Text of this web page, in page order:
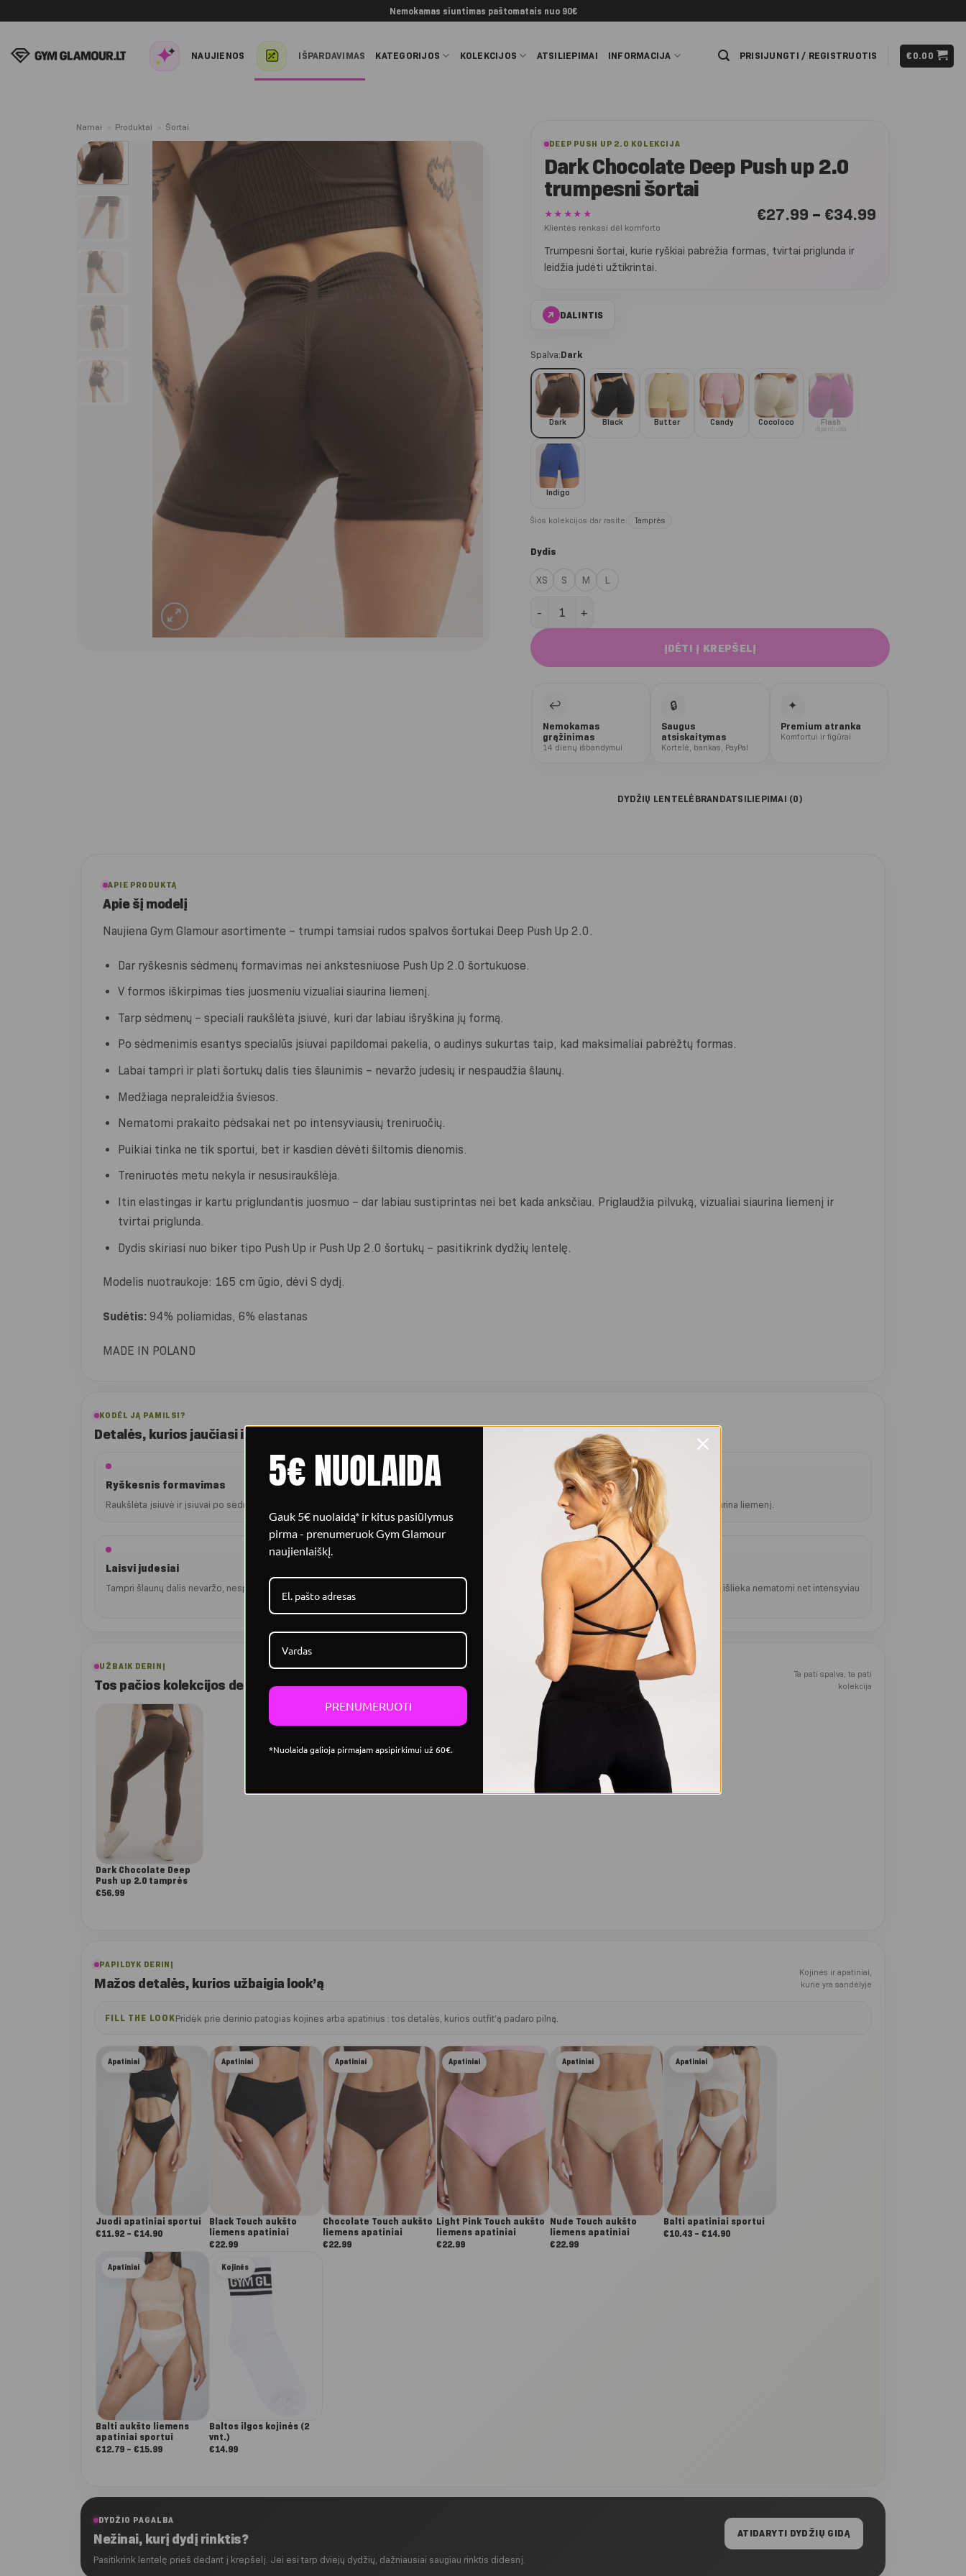
to
Nemokamas siuntimas paštomatais nuo 90€
NAUJIENOS IŠPARDAVIMAS KATEGORIJOS KOLEKCIJOS ATSILIEPIMAI INFORMACIJA PRISIJUNGTI / REGISTRUOTIS € 0.00
Namai » Produktai » Šortai
DEEP PUSH UP 2.0 KOLEKCIJA
Dark Chocolate Deep Push up 2.0
trumpesni šortai
★★★★★
Klientės renkasi dėl komforto
€27.99 – €34.99
Trumpesni šortai, kurie ryškiai pabrėžia formas, tvirtai priglunda ir
leidžia judėti užtikrintai.
↗ DALINTIS
Spalva:Dark
Dark Black Butter Candy Cocoloco Flash
Išparduota
Indigo
Šios kolekcijos dar rasite: Tamprės
Dydis
XS S M
L
ĮDĖTI Į KREPŠELĮ
↩
Nemokamas
grąžinimas
14 dienų išbandymui
🔒
Saugus
atsiskaitymas
Kortelė, bankas, PayPal
✦
Premium atranka
Komfortui ir figūrai
DYDŽIŲ LENTELĖ BRANDATSILIEPIMAI (0)
APIE PRODUKTĄ
Apie šį modelį
Naujiena Gym Glamour asortimente – trumpi tamsiai rudos spalvos šortukai Deep Push Up 2.0.
Dar ryškesnis sėdmenų formavimas nei ankstesniuose Push Up 2.0 šortukuose.
V formos iškirpimas ties juosmeniu vizualiai siaurina liemenį.
Tarp sėdmenų – speciali raukšlėta įsiuvė, kuri dar labiau išryškina jų formą.
Po sėdmenimis esantys specialūs įsiuvai papildomai pakelia, o audinys sukurtas taip, kad maksimaliai pabrėžtų formas.
Labai tampri ir plati šortukų dalis ties šlaunimis – nevaržo judesių ir nespaudžia šlaunų.
Medžiaga nepraleidžia šviesos.
Nematomi prakaito pėdsakai net po intensyviausių treniruočių.
Puikiai tinka ne tik sportui, bet ir kasdien dėvėti šiltomis dienomis.
Treniruotės metu nekyla ir nesusiraukšlėja.
Itin elastingas ir kartu priglundantis juosmuo – dar labiau sustiprintas nei bet kada anksčiau. Priglaudžia pilvuką, vizualiai siaurina liemenį ir
tvirtai priglunda.
Dydis skiriasi nuo biker tipo Push Up ir Push Up 2.0 šortukų – pasitikrink dydžių lentelę.
Modelis nuotraukoje: 165 cm ūgio, dėvi S dydį.
Sudėtis: 94% poliamidas, 6% elastanas
MADE IN POLAND
KODĖL JĄ PAMILSI?
Detalės, kurios jaučiasi iškart
Ryškesnis formavimas
Raukšlėta įsiuvė ir įsiuvai po sėdmenimis vizualiai pakelia bei pabrėžia formas.
Siauresnio liemens efektas
V formos juosmuo priglunda prie kūno ir vizualiai siaurina liemenį.
Laisvi judesiai
Tampri šlaunų dalis nevaržo, nespaudžia ir išlieka patogi treniruotės metu.
Patikimas audinys
Medžiaga nepraleidžia šviesos, o prakaito pėdsakai išlieka nematomi net intensyviau
UŽBAIK DERINĮ
Tos pačios kolekcijos deriniai
Ta pati spalva, ta pati
kolekcija
Dark Chocolate Deep
Push up 2.0 tamprės
€56.99
PAPILDYK DERINĮ
Mažos detalės, kurios užbaigia look’ą
Kojinės ir apatiniai,
kurie yra sandėlyje
FILL THE LOOKPridėk prie derinio patogias kojines arba apatinius : tos detalės, kurios outfit’ą padaro pilną.
Apatiniai
Juodi apatiniai sportui
€11.92 – €14.90Nuo:
iki
€14.90
Apatiniai
Black Touch aukšto
liemens apatiniai
€22.99
Apatiniai
Chocolate Touch aukšto
liemens apatiniai
€22.99
Apatiniai
Light Pink Touch aukšto
liemens apatiniai
€22.99
Apatiniai
Nude Touch aukšto
liemens apatiniai
€22.99
Apatiniai
Balti apatiniai sportui
€10.43 – €14.90Nuo:
Apatiniai
Balti aukšto liemens
apatiniai sportui
€12.79 – €15.99Nuo:
Kojinės
Baltos ilgos kojinės (2
vnt.)
€14.99
DYDŽIO PAGALBA
Nežinai, kurį dydį rinktis?
Pasitikrink lentelę prieš dedant į krepšelį. Jei esi tarp dviejų dydžių, dažniausiai saugiau rinktis didesnį.
ATIDARYTI DYDŽIŲ GIDĄ
5€ NUOLAIDA
Gauk 5€ nuolaidą* ir kitus pasiūlymus
pirma - prenumeruok Gym Glamour
naujienlaiškį.
PRENUMERUOTI
*Nuolaida galioja pirmajam apsipirkimui už 60€.